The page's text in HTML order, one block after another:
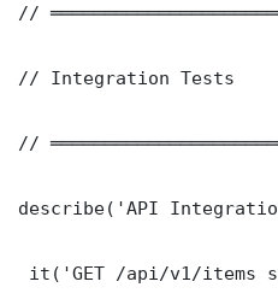
//
// Integration Tests
//
describe('API
it('GET /api/v1/items